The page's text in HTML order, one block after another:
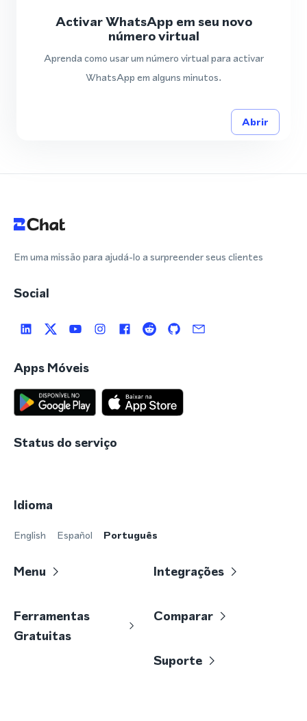
Activar WhatsApp em seu novo
número virtual
Aprenda como usar um número virtual para activar
WhatsApp em alguns minutos.
Abrir
Em uma missão para ajudá-lo a surpreender seus clientes
Social
Apps Móveis
Status do serviço
Idioma
English Español Português
Menu Integrações
Ferramentas
Gratuitas
Comparar
Suporte